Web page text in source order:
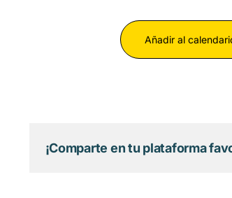
Añadir al
¡Comparte en tu plataforma